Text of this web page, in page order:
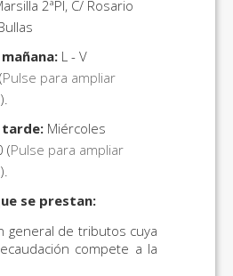
2ªPl, C/ Rosario
L - V
Pulse para ampliar
).
Miércoles
(Pulse para ampliar
).
se prestan:
general de tributos cuya
compete a la